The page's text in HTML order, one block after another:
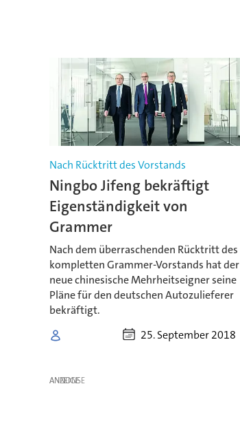
Nach Rücktritt des Vorstands
Ningbo Jifeng bekräftigt
Eigenständigkeit von
Grammer
Nach dem überraschenden Rücktritt des
kompletten Grammer-Vorstands hat der
neue chinesische Mehrheitseigner seine
Pläne für den deutschen Autozulieferer
bekräftigt.
25. September 2018
ANZEIGE